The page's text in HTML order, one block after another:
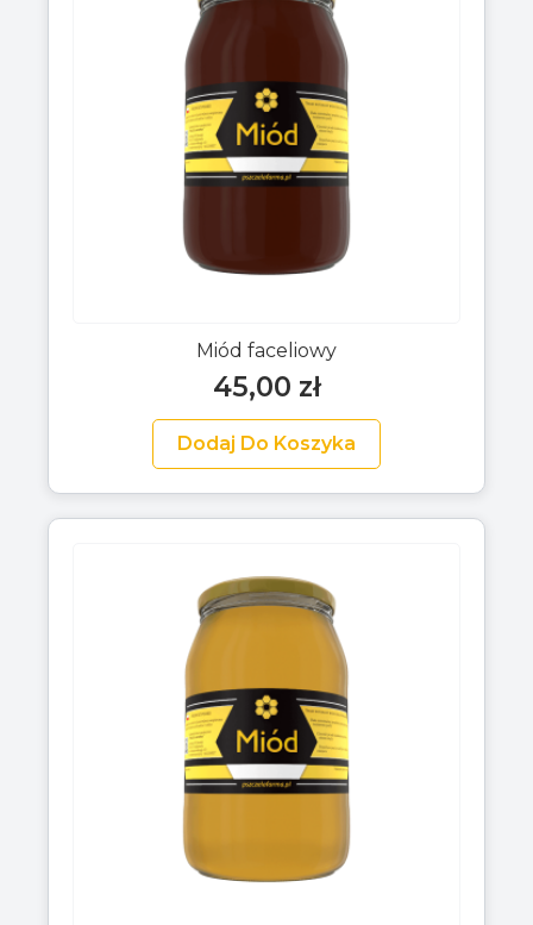
Miód faceliowy
45,00 zł
Dodaj Do Koszyka